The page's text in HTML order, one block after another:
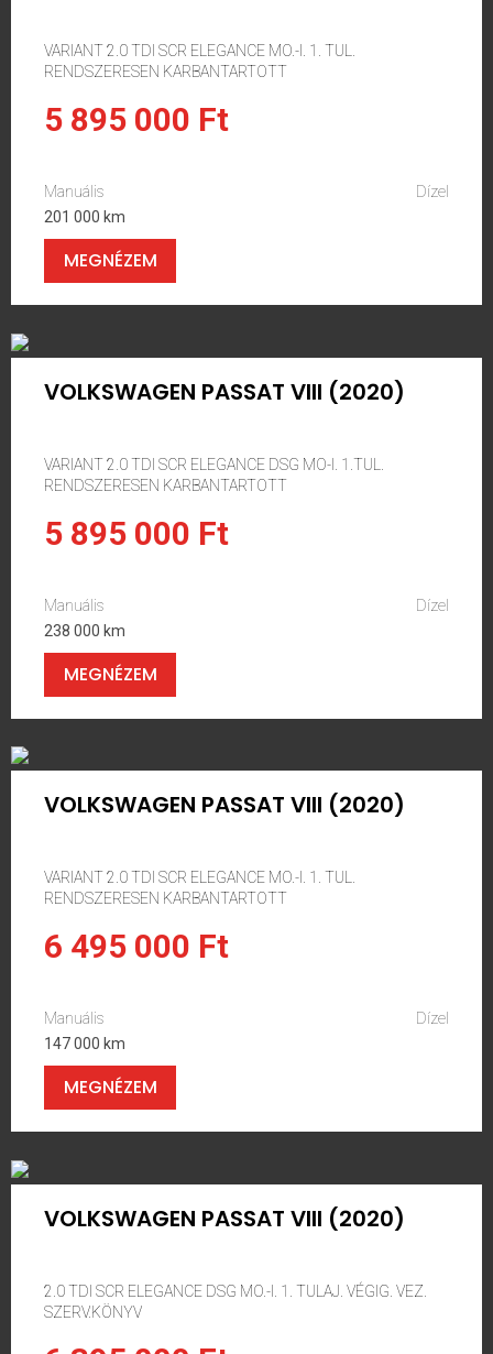
VARIANT 2.0 TDI SCR ELEGANCE MO.-I. 1. TUL.
RENDSZERESEN KARBANTARTOTT
5 895 000 Ft
Manuális
Dízel
201 000 km
MEGNÉZEM
VOLKSWAGEN PASSAT VIII (2020)
VARIANT 2.0 TDI SCR ELEGANCE DSG MO-I. 1.TUL.
RENDSZERESEN KARBANTARTOTT
5 895 000 Ft
Manuális
Dízel
238 000 km
MEGNÉZEM
VOLKSWAGEN PASSAT VIII (2020)
VARIANT 2.0 TDI SCR ELEGANCE MO.-I. 1. TUL.
RENDSZERESEN KARBANTARTOTT
6 495 000 Ft
Manuális
Dízel
147 000 km
MEGNÉZEM
VOLKSWAGEN PASSAT VIII (2020)
2.0 TDI SCR ELEGANCE DSG MO.-I. 1. TULAJ. VÉGIG. VEZ.
SZERV.KÖNYV